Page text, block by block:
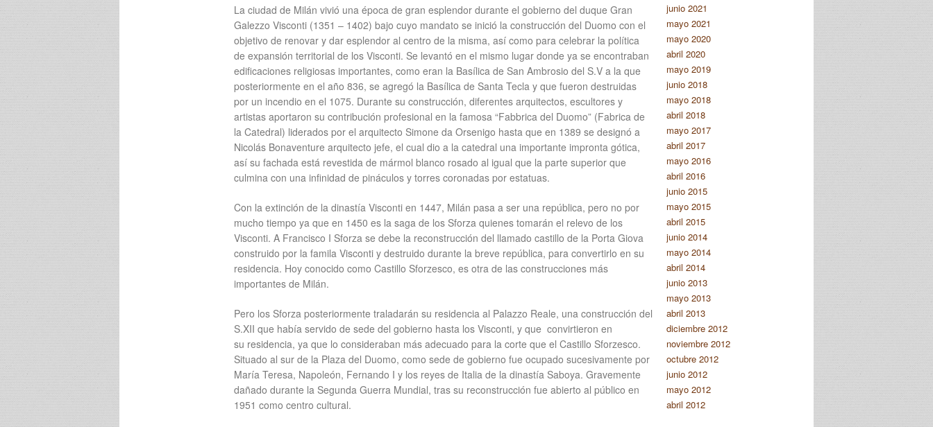
La ciudad de Milán vivió una época de gran esplendor durante el gobierno del duque Gran
Galezzo Visconti (1351 – 1402) bajo cuyo mandato se inició la construcción del Duomo con el
objetivo de renovar y dar esplendor al centro de la misma, así como para celebrar la política
de expansión territorial de los Visconti. Se levantó en el mismo lugar donde ya se encontraban
edificaciones religiosas importantes, como eran la Basílica de San Ambrosio del S.V a la que
posteriormente en el año 836, se agregó la Basílica de Santa Tecla y que fueron destruidas
por un incendio en el 1075. Durante su construcción, diferentes arquitectos, escultores y
artistas aportaron su contribución profesional en la famosa “Fabbrica del Duomo” (Fabrica de
la Catedral) liderados por el arquitecto Simone da Orsenigo hasta que en 1389 se designó a
Nicolás Bonaventure arquitecto jefe, el cual dio a la catedral una importante impronta gótica,
así su fachada está revestida de mármol blanco rosado al igual que la parte superior que
culmina con una infinidad de pináculos y torres coronadas por estatuas.
Con la extinción de la dinastía Visconti en 1447, Milán pasa a ser una república, pero no por
mucho tiempo ya que en 1450 es la saga de los Sforza quienes tomarán el relevo de los
Visconti. A Francisco I Sforza se debe la reconstrucción del llamado castillo de la Porta Giova
construido por la famila Visconti y destruido durante la breve república, para convertirlo en su
residencia. Hoy conocido como Castillo Sforzesco, es otra de las construcciones más
importantes de Milán.
Pero los Sforza posteriormente traladarán su residencia al Palazzo Reale, una construcción del
S.XII que había servido de sede del gobierno hasta los Visconti, y que convirtieron en
su residencia, ya que lo consideraban más adecuado para la corte que el Castillo Sforzesco.
Situado al sur de la Plaza del Duomo, como sede de gobierno fue ocupado sucesivamente por
María Teresa, Napoleón, Fernando I y los reyes de Italia de la dinastía Saboya. Gravemente
dañado durante la Segunda Guerra Mundial, tras su reconstrucción fue abierto al público en
1951 como centro cultural.
junio 2021
mayo 2021
mayo 2020
abril 2020
mayo 2019
junio 2018
mayo 2018
abril 2018
mayo 2017
abril 2017
mayo 2016
abril 2016
junio 2015
mayo 2015
abril 2015
junio 2014
mayo 2014
abril 2014
junio 2013
mayo 2013
abril 2013
diciembre 2012
noviembre 2012
octubre 2012
junio 2012
mayo 2012
abril 2012